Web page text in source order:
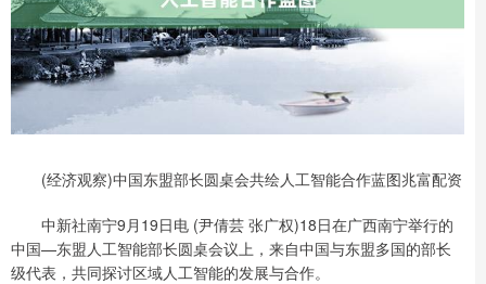
(经济观察)中国东盟部长圆桌会共绘人工智能合作蓝图兆富配资
中新社南宁9月19日电 (尹倩芸 张广权)18日在广西南宁举行的
中国—东盟人工智能部长圆桌会议上，来自中国与东盟多国的部长
级代表，共同探讨区域人工智能的发展与合作。